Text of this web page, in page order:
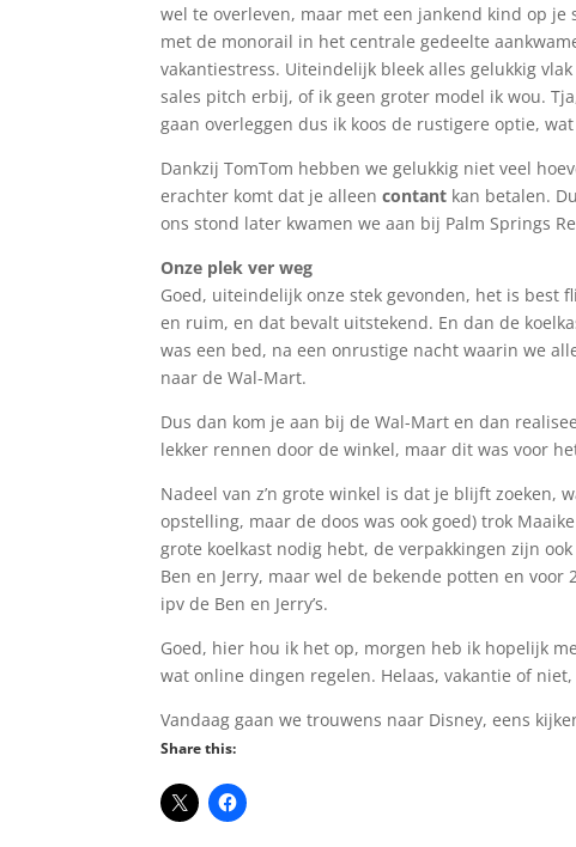
wel te overleven, maar met een jankend kind op
met de monorail in het centrale gedeelte
vakantiestress. Uiteindelijk bleek alles gelukkig
sales pitch erbij, of ik geen groter model ik wou.
gaan overleggen dus ik koos de rustigere optie,
Dankzij TomTom hebben we gelukkig niet veel
erachter komt dat je alleencontant kan betalen.
ons stond later kwamen we aan bij Palm Springs
Onze plek ver weg
Goed, uiteindelijk onze stek gevonden, het is best
en ruim, en dat bevalt uitstekend. En dan de
was een bed, na een onrustige nacht waarin we
naar de Wal-Mart.
Dus dan kom je aan bij de Wal-Mart en dan
lekker rennen door de winkel, maar dit was voor
Nadeel van z’n grote winkel is dat je blijft zoeken,
opstelling, maar de doos was ook goed) trok
grote koelkast nodig hebt, de verpakkingen zijn
Ben en Jerry, maar wel de bekende potten en
ipv de Ben en Jerry’s.
Goed, hier hou ik het op, morgen heb ik hopelijk
wat online dingen regelen. Helaas, vakantie of
Vandaag gaan we trouwens naar Disney, eens
Share this: